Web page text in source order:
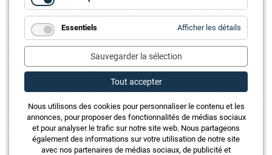
Nous pourrons répondre à cette question après les
premières éditions ;-).
Qu'est-ce qui te plaît le plus dans le concept des
Innovation Days Tours ?
J’apprécie particulièrement le fait que, grâce à ce
concept, nous allions ensemble avec nos partenaires à
la rencontre des clients dans leurs régions et que nous
leur offrions la possibilité d’échanger avec nous,
fabricants, dans une atmosphère agréable et de
s’informer de manière approfondie.
Essentiels Afficher les détails
Sauvegarder la sélection
Tout accepter
Nous utilisons des cookies pour personnaliser le contenu et les
annonces, pour proposer des fonctionnalités de médias sociaux
et pour analyser le trafic sur notre site web. Nous partageons
également des informations sur votre utilisation de notre site
avec nos partenaires de médias sociaux, de publicité et